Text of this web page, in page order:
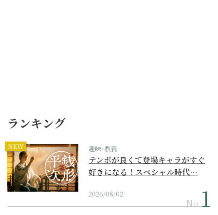
ランキング
NEW 趣味･教養
テンポが良くて登場キャラがすぐ
好きになる！スペシャル時代…
2026/08/02
No.